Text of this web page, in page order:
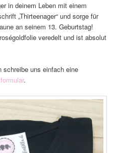
in deinem Leben mit einem
„Thirteenager“ und sorge für
an seinem 13. Geburtstag!
veredelt und ist absolut
schreibe uns einfach eine
.